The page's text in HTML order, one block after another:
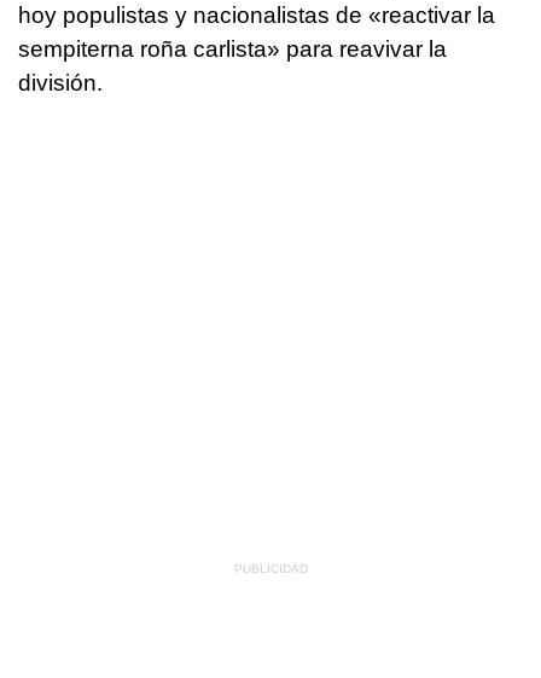
hoy populistas y nacionalistas de «reactivar la
sempiterna roña carlista» para reavivar la
división.